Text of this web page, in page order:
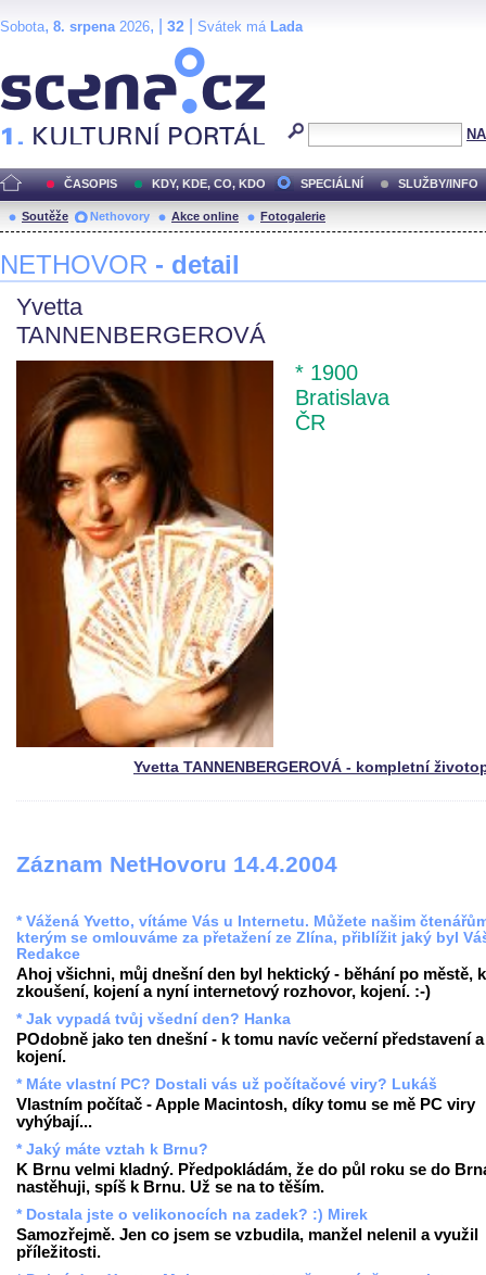
Sobota, 8. srpena2026, | 32 Svátek má Lada
ČASOPIS KDY, KDE, CO, KDO SPECIÁLNÍ SLUŽBY/INFO
Soutěže Nethovory Akce online Fotogalerie
NETHOVOR - detail
Yvetta
TANNENBERGEROVÁ
* 1900
Bratislava
ČR
Yvetta TANNENBERGEROVÁ - kompletní
Záznam NetHovoru 14.4.2004
* Vážená Yvetto, vítáme Vás u Internetu. Můžete našim
kterým se omlouváme za přetažení ze Zlína, přiblížit jaký byl
Redakce
Ahoj všichni, můj dnešní den byl hektický - běhání po městě,
zkoušení, kojení a nyní internetový rozhovor, kojení. :-)
* Jak vypadá tvůj všední den? Hanka
POdobně jako ten dnešní - k tomu navíc večerní představení a
kojení.
* Máte vlastní PC? Dostali vás už počítačové viry? Lukáš
Vlastním počítač - Apple Macintosh, díky tomu se mě PC viry
vyhýbají...
* Jaký máte vztah k Brnu?
K Brnu velmi kladný. Předpokládám, že do půl roku se do
nastěhuji, spíš k Brnu. Už se na to těším.
* Dostala jste o velikonocích na zadek? :) Mirek
Samozřejmě. Jen co jsem se vzbudila, manžel nelenil a využil
příležitosti.